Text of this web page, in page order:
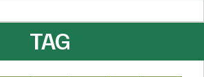
TAG